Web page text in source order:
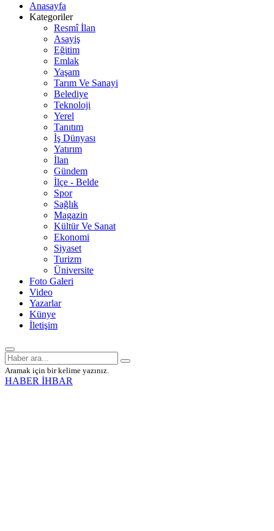
Anasayfa
Kategoriler
Resmî İlan
Asayiş
Eğitim
Emlak
Yaşam
Tarım Ve Sanayi
Belediye
Teknoloji
Yerel
Tanıtım
İş Dünyası
Yatırım
İlan
Gündem
İlçe - Belde
Spor
Sağlık
Magazin
Kültür Ve Sanat
Ekonomi
Siyaset
Turizm
Üniversite
Foto Galeri
Video
Yazarlar
Künye
İletişim
Aramak için bir kelime yazınız.
HABER İHBAR